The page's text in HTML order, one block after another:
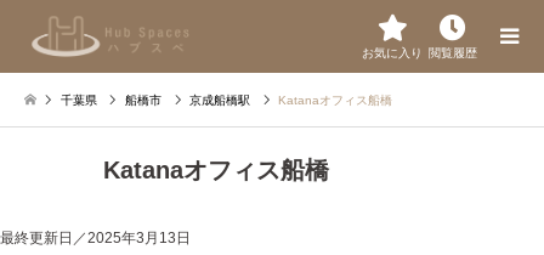
お気に入り 閲覧履歴
千葉県 船橋市 京成船橋駅 Katanaオフィス船橋
Katanaオフィス船橋
最終更新日／2025年3月13日